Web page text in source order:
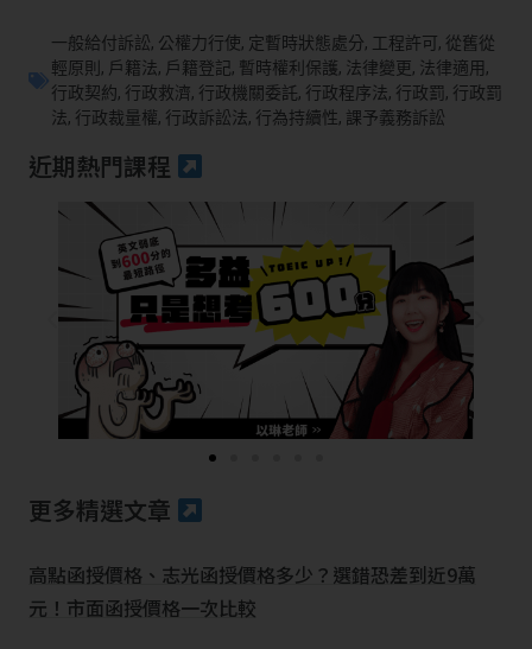
一般給付訴訟, 公權力行使, 定暫時狀態處分, 工程許可, 從舊從
輕原則 , 戶籍法, 戶籍登記, 暫時權利保護, 法律變更, 法律適用 ,
行政契約, 行政救濟, 行政機關委託, 行政程序法, 行政罰, 行政罰
法, 行政裁量權, 行政訴訟法, 行為持續性, 課予義務訴訟
近期熱門課程
更多精選文章
高點函授價格、志光函授價格多少？選錯恐差到近9萬
元！市面函授價格一次比較